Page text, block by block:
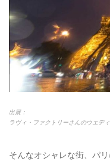
出展：
ラヴィ・ファクトリーさんのウエデ
そんなオシャレな街、パ